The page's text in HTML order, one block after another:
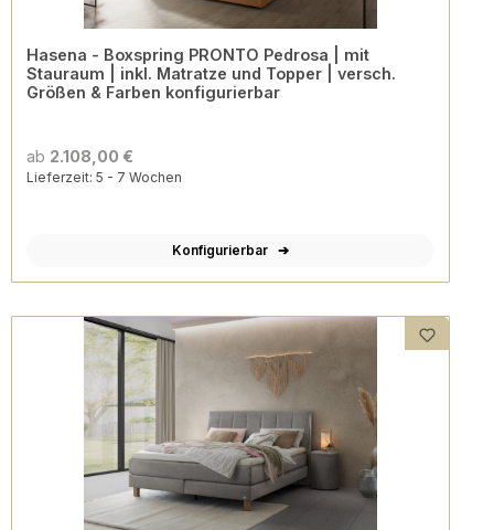
Hasena - Boxspring PRONTO Pedrosa | mit
Stauraum | inkl. Matratze und Topper | versch.
Größen & Farben konfigurierbar
ab 2.108,00 €
Lieferzeit: 5 - 7 Wochen
Konfigurierbar